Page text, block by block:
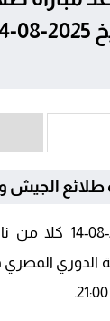
طلائع الجيش
يلتقى اليوم